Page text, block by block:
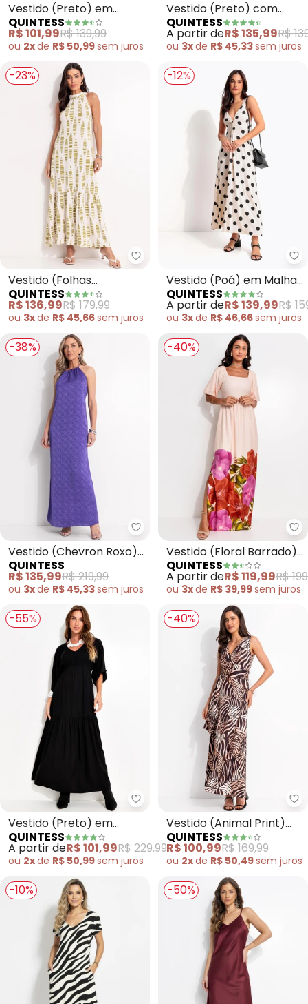
Vestido (Preto) em
Malha Fria
QUINTESS
R$ 101,99R$ 139,99
ou 2xde R$ 50,99sem juros
Vestido (Preto) com
Fendas nas Laterais
QUINTESS
A partir deR$ 135,99R$
ou 3xde R$ 45,33sem juros
-23%
Quintess - Vestido (Folhas
Vestido (Folhas
Listradas) em Malha de
Viscose
QUINTESS
R$ 136,99R$ 179,99
ou 3xde R$ 45,66sem juros
-12%
Vestido (Poá) em Malha
de Viscose
QUINTESS
A partir deR$ 139,99R$
ou 3xde R$ 46,66sem juros
-38%
Quintess - Vestido (Chevron
Vestido (Chevron Roxo)
em Crepe Plano
QUINTESS
R$ 135,99R$ 219,99
ou 3xde R$ 45,33sem juros
-40%
Vestido (Floral Barrado)
em Malha Fria
QUINTESS
A partir deR$ 119,99R$
ou 3xde R$ 39,99sem juros
-55%
Quintess - Vestido (Preto) em
Vestido (Preto) em
Viscose Plana Sarjada
QUINTESS
A partir deR$ 101,99R$ 229,99
ou 2xde R$ 50,99sem juros
-40%
Vestido (Animal Print)
em Malha Fria
QUINTESS
R$ 100,99R$ 169,99
ou 2xde R$ 50,49sem juros
-10% -50%